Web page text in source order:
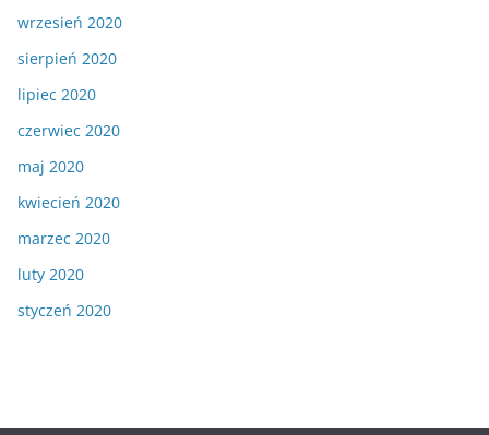
wrzesień 2020
sierpień 2020
lipiec 2020
czerwiec 2020
maj 2020
kwiecień 2020
marzec 2020
luty 2020
styczeń 2020